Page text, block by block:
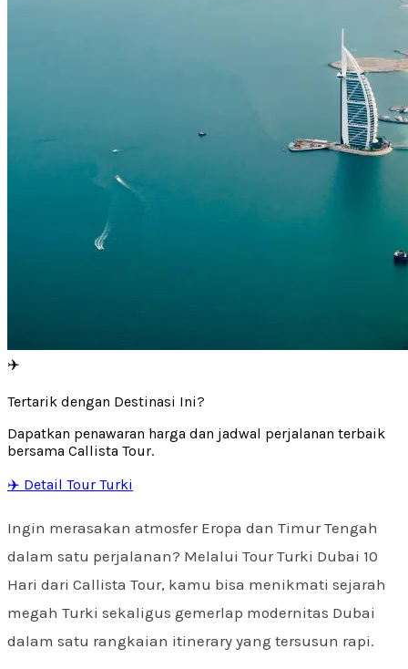
✈️
Tertarik dengan Destinasi Ini?
Dapatkan penawaran harga dan jadwal perjalanan terbaik
bersama Callista Tour.
✈️ Detail Tour Turki
Ingin merasakan atmosfer Eropa dan Timur Tengah
dalam satu perjalanan? Melalui Tour Turki Dubai 10
Hari dari Callista Tour, kamu bisa menikmati sejarah
megah Turki sekaligus gemerlap modernitas Dubai
dalam satu rangkaian itinerary yang tersusun rapi.